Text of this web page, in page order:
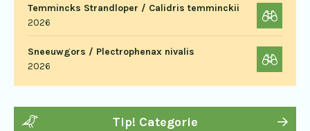
Temmincks Strandloper / Calidris temminckii
2026
Sneeuwgors / Plectrophenax nivalis
2026
Tip! Categorie